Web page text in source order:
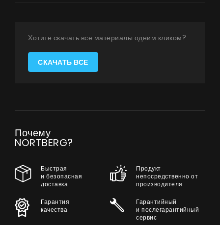
Виртуальный салон
|RU
Хотите скачать все материалы одним кликом?
СКАЧАТЬ ВСЕ
Почему
NORTBERG?
Быстрая
и безопасная
доставка
Продукт
непосредственно от
производителя
Гарантия
качества
Гарантийный
и послегарантийный
сервис